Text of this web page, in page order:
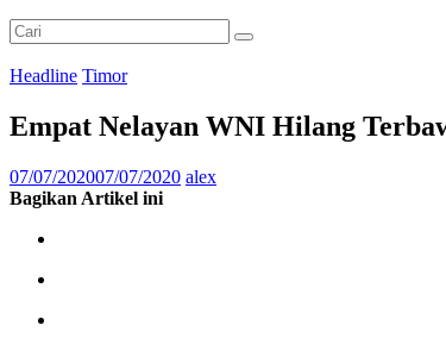
Headline Timor
Empat Nelayan WNI Hilang
07/07/202007/07/2020 alex
Bagikan Artikel ini